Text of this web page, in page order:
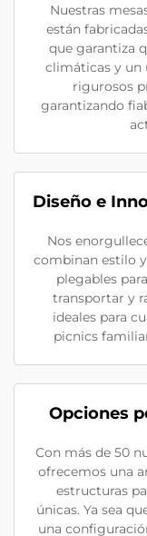
Nuestras
están
que garantiza
climáticas y un
rigurosos
garantizando
Diseño e
Nos
combinan estilo
plegables
transportar y
ideales para
picnics
Opciones
Con más de 50
ofrecemos una
estructuras
únicas. Ya sea
una